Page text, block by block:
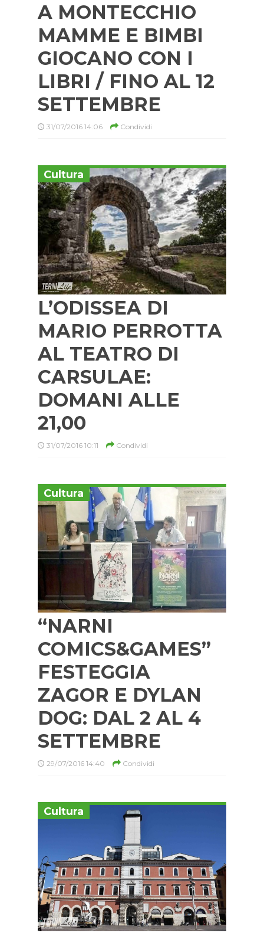
A MONTECCHIO
MAMME E BIMBI
GIOCANO CON I
LIBRI / FINO AL 12
SETTEMBRE
31/07/2016 14:06 Condividi
Cultura
L’ODISSEA DI
MARIO PERROTTA
AL TEATRO DI
CARSULAE:
DOMANI ALLE
21,00
31/07/2016 10:11 Condividi
Cultura
“NARNI
COMICS&GAMES”
FESTEGGIA
ZAGOR E DYLAN
DOG: DAL 2 AL 4
SETTEMBRE
29/07/2016 14:40 Condividi
Cultura